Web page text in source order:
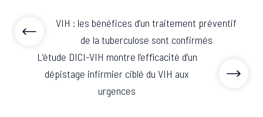
VIH : les bénéfices d’un traitement préventif
de la tuberculose sont confirmés
L’étude DICI-VIH montre l’efficacité d’un
dépistage infirmier ciblé du VIH aux
urgences